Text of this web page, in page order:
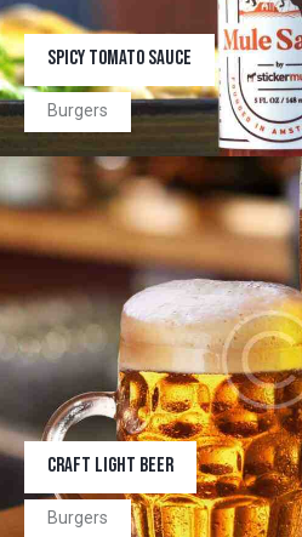
SPICY TOMATO SAUCE
Burgers
CRAFT LIGHT BEER
Burgers